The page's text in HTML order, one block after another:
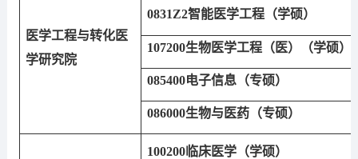
医学工程与转化医
学研究院
0831Z2智能医学工程（学硕）
107200生物医学工程（医）（学硕）
085400电子信息（专硕）
086000生物与医药（专硕）
100200 临床医学（学硕）